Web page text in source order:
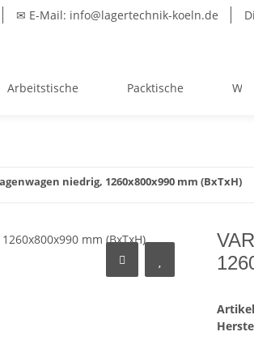
✉ E-Mail: info@lagertechnik-koeln.de
Arbeitstische Packtische
niedrig, 1260x800x990 mm (BxTxH)